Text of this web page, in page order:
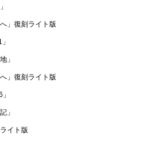
」復刻ライト版
」
」復刻ライト版
」
イト版